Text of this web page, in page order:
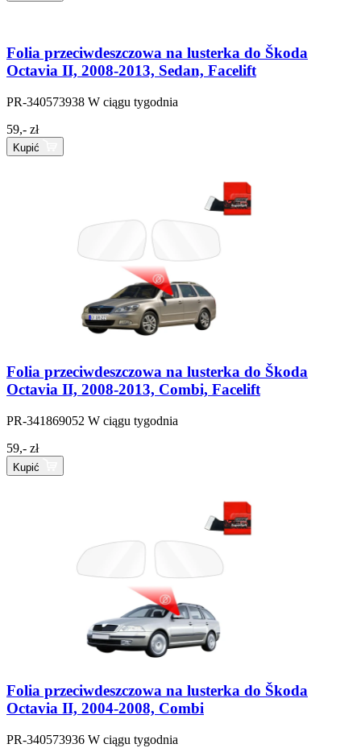
Folia przeciwdeszczowa na lusterka do Škoda
Octavia II, 2008-2013, Sedan, Facelift
PR-340573938 W ciągu tygodnia
59,- zł
Kupić
Folia przeciwdeszczowa na lusterka do Škoda
Octavia II, 2008-2013, Combi, Facelift
PR-341869052 W ciągu tygodnia
59,- zł
Kupić
Folia przeciwdeszczowa na lusterka do Škoda
Octavia II, 2004-2008, Combi
PR-340573936 W ciągu tygodnia